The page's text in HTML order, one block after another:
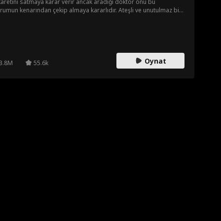
satmaya karar verir ancak aradığı doktor onu bu
kenarından çekip almaya kararlıdır. Ateşli ve unutulmaz bir
55.6k Oynat